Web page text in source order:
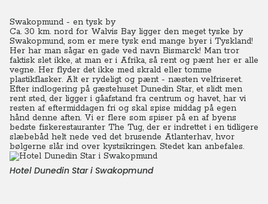
Swakopmund - en tysk by
Ca. 30 km. nord for Walvis Bay ligger den meget tyske by
Swakopmund, som er mere tysk end mange byer i Tyskland!
Her har man sågar en gade ved navn Bismarck! Man tror
faktisk slet ikke, at man er i Afrika, så rent og pænt her er alle
vegne. Her flyder det ikke med skrald eller tomme
plastikflasker. Alt er rydeligt og pænt - næsten velfriseret.
Efter indlogering på gæstehuset Dunedin Star, et slidt men
rent sted, der ligger i gåafstand fra centrum og havet, har vi
resten af eftermiddagen fri og skal spise middag på egen
hånd denne aften. Vi er flere som spiser på en af byens
bedste fiskerestauranter The Tug, der er indrettet i en tidligere
slæbebåd helt nede ved det brusende Atlanterhav, hvor
bølgerne slår ind over kystsikringen. Stedet kan anbefales.
Hotel Dunedin Star i Swakopmund